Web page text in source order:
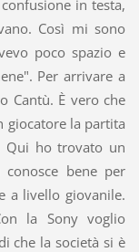
in testa,
Così mi sono
poco spazio e
Per arrivare a
Cantù. È vero che
giocatore la partita
Qui ho trovato un
bene per
a livello giovanile.
la Sony voglio
che la società si è